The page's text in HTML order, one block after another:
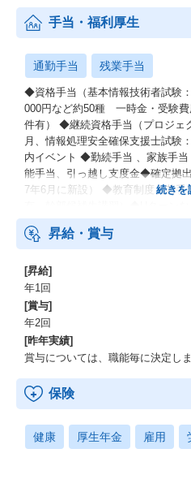
手当・福利厚生
通勤手当 残業手当
◆資格手当（基本情報技術者試験
000円など約50種 一時金・受験
件有） ◆継続資格手当（プロジェ
月、情報処理安全確保支援士試
内イベント ◆勤続手当 、家族手
能手当、引っ越し支度金◆確定拠
7年6月に新設） ◆教育制度（若手
限25万円）※支給条件あり
昇給・賞与
[昇給]
年1回
[賞与]
年2回
[昨年実績]
賞与については、職能毎に決定しま
保険
健康 厚生年金 雇用